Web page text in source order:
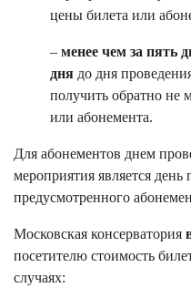
цены билета или
– менее чем за пять
дня до дня
получить обратно не
или абонемента.
Для абонементов днем
мероприятия является день
предусмотренного
Московская консерватория
посетителю стоимость
случаях: